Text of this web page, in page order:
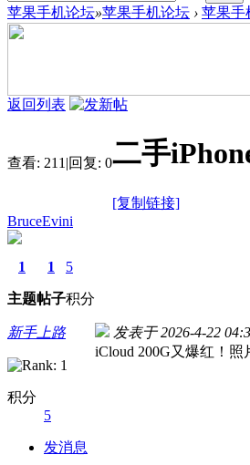
苹果手机论坛»苹果手机论坛 › 苹果手
返回列表
查看: 211 |回复: 0二手
[复制链接]
BruceEvini
1
主题
1
帖子
5
积分
新手上路
积分
5
发消息
发表于 2026-4-22
iCloud 200G又爆红！